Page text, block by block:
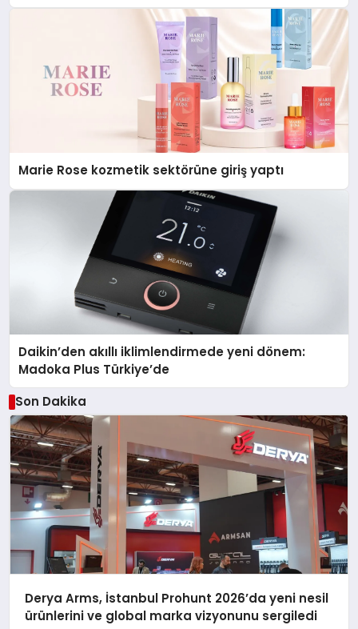
Düzenleyici Onaylarını Aldı
Marie Rose kozmetik sektörüne giriş yaptı
Daikin’den akıllı iklimlendirmede yeni dönem:
Madoka Plus Türkiye’de
Son Dakika
Derya Arms, İstanbul Prohunt 2026’da yeni nesil
ürünlerini ve global marka vizyonunu sergiledi